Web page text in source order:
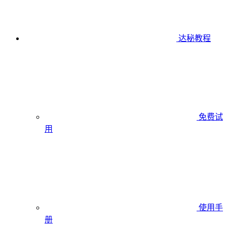
达秘教程
免费试
用
使用手
册